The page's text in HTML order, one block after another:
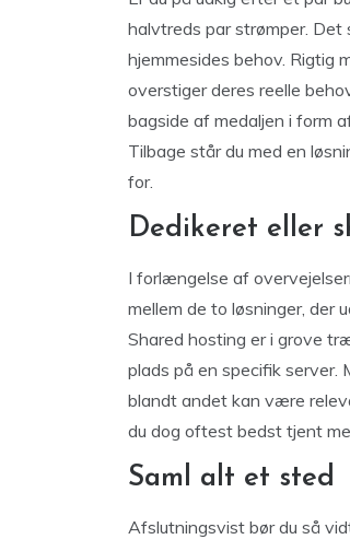
halvtreds par strømper.
hjemmesides behov. Rigtig
overstiger deres reelle
bagside af medaljen i form
Tilbage står du med en
for.
Dedikeret eller
I forlængelse af
mellem de to løsninger, der
Shared hosting er i grove
plads på en specifik server.
blandt andet kan være
du dog oftest bedst tjent
Saml alt et sted
Afslutningsvist bør du så